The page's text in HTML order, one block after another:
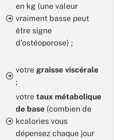
en kg (une valeur
vraiment basse peut
être signe
d’ostéoporose) ;
votre graisse viscérale
;
votretaux métabolique
de base (combien de
kcalories vous
dépensez chaque jour